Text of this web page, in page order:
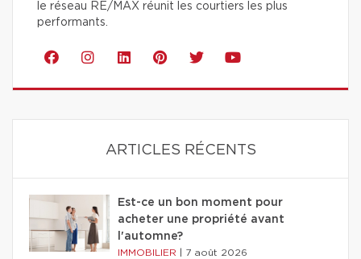
le réseau RE/MAX réunit les courtiers les plus
performants.
ARTICLES RÉCENTS
Est-ce un bon moment pour
acheter une propriété avant
l'automne?
IMMOBILIER 7 août 2026